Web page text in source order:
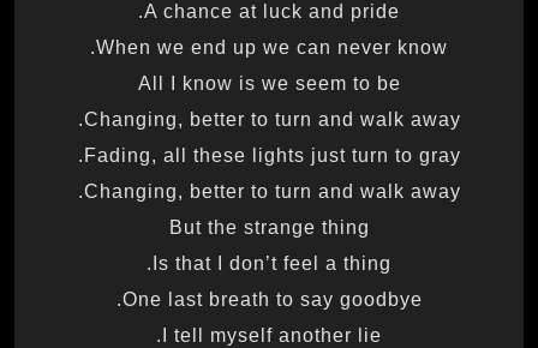
A chance at luck and pride.
When we end up we can never know.
All I know is we seem to be
Changing, better to turn and walk away.
Fading, all these lights just turn to gray.
Changing, better to turn and walk away.
But the strange thing
Is that I don’t feel a thing.
One last breath to say goodbye.
I tell myself another lie.